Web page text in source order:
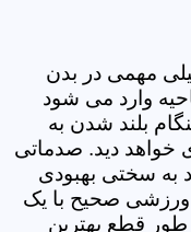
مهمی در بدن
وارد می شود
بلند شدن به
دید. صدماتی
به سختی بهبودی
ورزشی صحیح با یک
طور قطع بهترین